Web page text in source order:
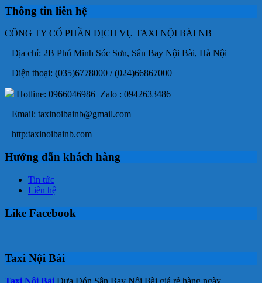
Thông tin liên hệ
CÔNG TY CỔ PHẦN DỊCH VỤ TAXI NỘI BÀI NB
– Địa chỉ: 2B Phú Minh Sóc Sơn, Sân Bay Nội Bài, Hà Nội
– Điện thoại: (035)6778000 / (024)66867000
Hotline: 0966046986 Zalo : 0942633486
– Email: taxinoibainb@gmail.com
– http:taxinoibainb.com
Hướng dẫn khách hàng
Tin tức
Liên hệ
Like Facebook
Taxi Nội Bài
Taxi Nội Bài Đưa Đón Sân Bay Nội Bài giá rẻ hàng ngày